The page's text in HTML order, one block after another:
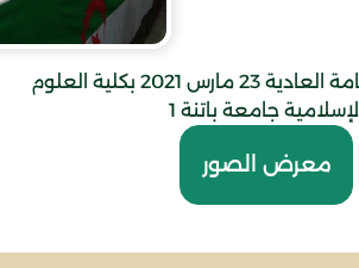
صور الجمعية العامة العادية 23 مارس 2021 بكلية العلوم
الإسلامية جامعة باتنة 1
معرض الصور